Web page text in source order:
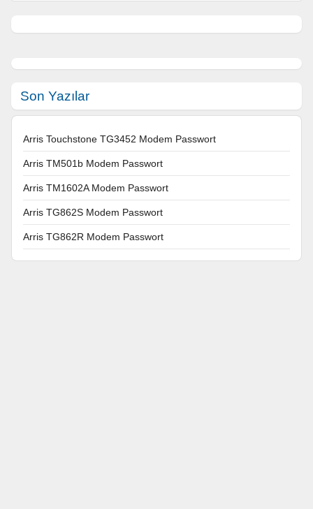
Son Yazılar
Arris Touchstone TG3452 Modem Passwort
Arris TM501b Modem Passwort
Arris TM1602A Modem Passwort
Arris TG862S Modem Passwort
Arris TG862R Modem Passwort